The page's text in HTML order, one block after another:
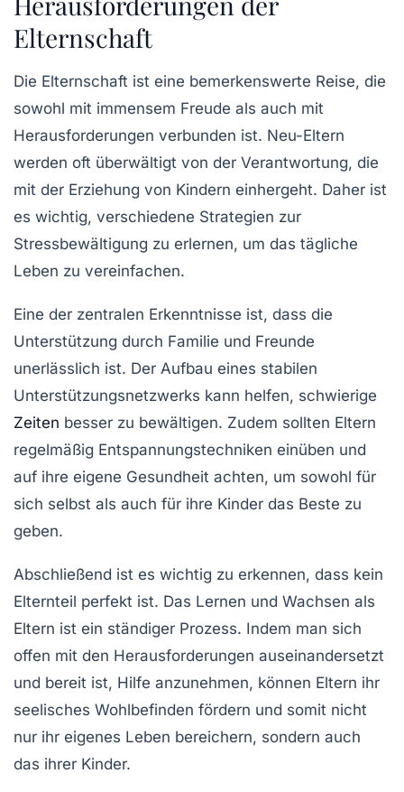
Elternschaft
Die Elternschaft ist eine bemerkenswerte Reise, die
sowohl mit immensem Freude als auch mit
Herausforderungen verbunden ist. Neu-Eltern
werden oft überwältigt von der Verantwortung, die
mit der Erziehung von Kindern einhergeht. Daher ist
es wichtig, verschiedene Strategien zur
Stressbewältigung zu erlernen, um das tägliche
Leben zu vereinfachen.
Eine der zentralen Erkenntnisse ist, dass die
Unterstützung durch Familie und Freunde
unerlässlich ist. Der Aufbau eines stabilen
Unterstützungsnetzwerks kann helfen, schwierige
Zeiten besser zu bewältigen. Zudem sollten Eltern
regelmäßig Entspannungstechniken einüben und
auf ihre eigene Gesundheit achten, um sowohl für
sich selbst als auch für ihre Kinder das Beste zu
geben.
Abschließend ist es wichtig zu erkennen, dass kein
Elternteil perfekt ist. Das Lernen und Wachsen als
Eltern ist ein ständiger Prozess. Indem man sich
offen mit den Herausforderungen auseinandersetzt
und bereit ist, Hilfe anzunehmen, können Eltern ihr
seelisches Wohlbefinden fördern und somit nicht
nur ihr eigenes Leben bereichern, sondern auch
das ihrer Kinder.